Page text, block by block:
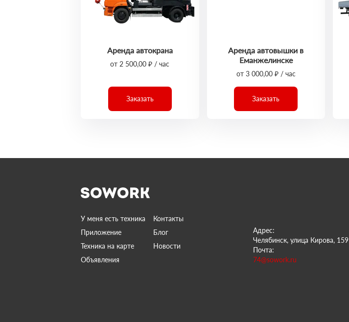
Аренда автокрана
от 2 500,00 ₽ / час
Заказать
Аренда автовышки в
Еманжелинске
от 3 000,00 ₽ / час
Заказать
У меня есть техника
Контакты
Приложение
Блог
Техника на карте
Новости
Объявления
Адрес:
Челябинск, улица Кирова, 159
Почта:
74@sowork.ru